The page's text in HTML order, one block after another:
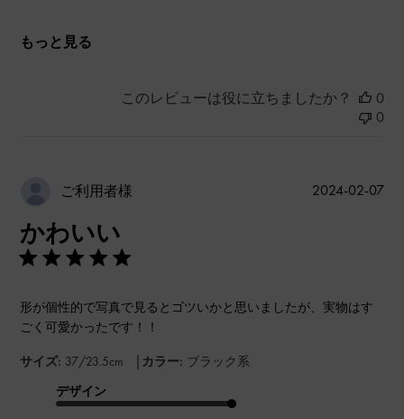
もっと見る
このレビューは役に立ちましたか？
0
0
ご利用者様
かわいい
形が個性的で写真で見るとゴツいかと思いましたが、実物はす
ごく可愛かったです！！
サイズ: 37/23.5cm | カラー: ブラック系
デザイン
公
2024-02-07